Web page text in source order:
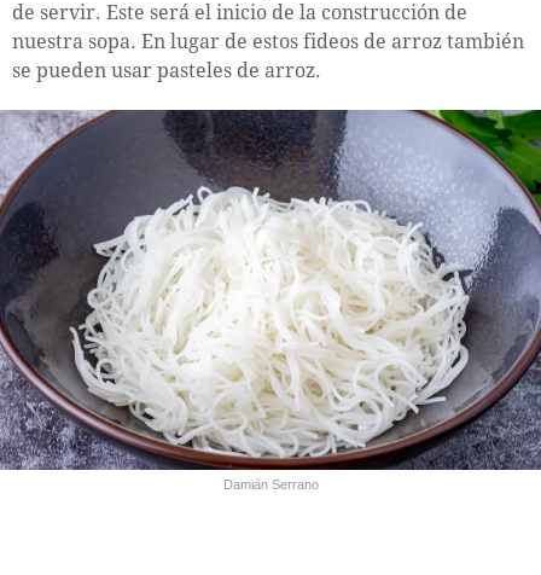
de servir. Este será el inicio de la construcción de
nuestra sopa. En lugar de estos fideos de arroz también
se pueden usar pasteles de arroz.
Damián Serrano